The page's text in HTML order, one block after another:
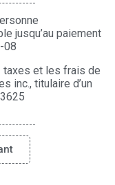
jusqu’au paiement
08
taxes et les frais de
inc., titulaire d’un